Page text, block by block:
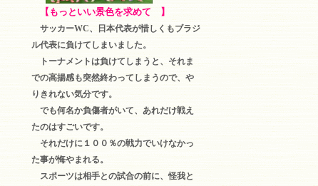
【もっといい景色を求めて 】
サッカーWC、日本代表が惜しくもブラジ
ル代表に負けてしまいました。
トーナメントは負けてしまうと、それま
での高揚感も突然終わってしまうので、や
りきれない気分です。
でも何名か負傷者がいて、あれだけ戦え
たのはすごいです。
それだけに１００％の戦力でいけなかっ
た事が悔やまれる。
スポーツは相手との試合の前に、怪我と